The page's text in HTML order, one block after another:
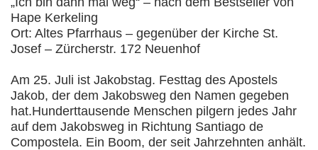
Hape Kerkeling
Ort: Altes Pfarrhaus – gegenüber der Kirche St.
Josef – Zürcherstr. 172 Neuenhof
Am 25. Juli ist Jakobstag. Festtag des Apostels
Jakob, der dem Jakobsweg den Namen gegeben
hat.Hunderttausende Menschen pilgern jedes Jahr
auf dem Jakobsweg in Richtung Santiago de
Compostela. Ein Boom, der seit Jahrzehnten anhält.